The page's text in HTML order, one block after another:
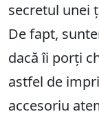
secretul unei
De fapt,
dacă îi porți
astfel de
accesoriu